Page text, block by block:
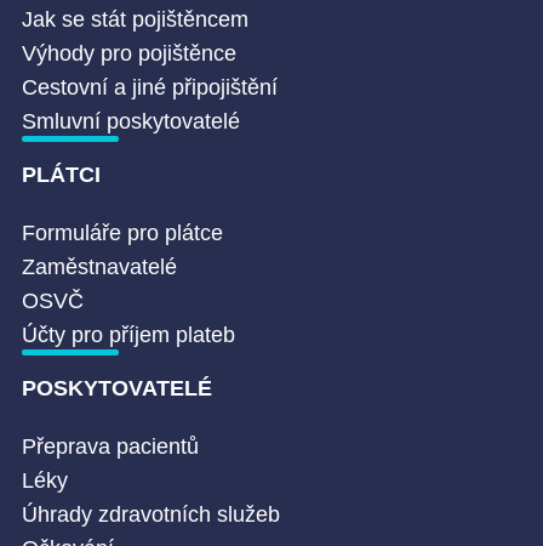
Jak se stát pojištěncem
Výhody pro pojištěnce
Cestovní a jiné připojištění
Smluvní poskytovatelé
PLÁTCI
Formuláře pro plátce
Zaměstnavatelé
OSVČ
Účty pro příjem plateb
POSKYTOVATELÉ
Přeprava pacientů
Léky
Úhrady zdravotních služeb